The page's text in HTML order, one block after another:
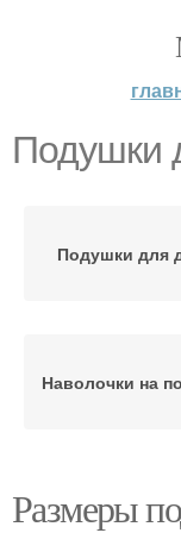
Подушки
Подушки для
Наволочки на
Размеры